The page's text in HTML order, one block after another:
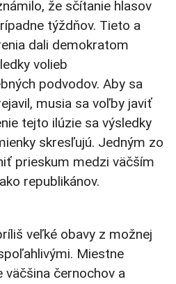
že sčítanie hlasov
týždňov. Tieto a
dali demokratom
volieb
podvodov. Aby sa
musia sa voľby javiť
tejto ilúzie sa výsledky
skresľujú. Jedným zo
prieskum medzi väčším
republikánov.
veľké obavy z možnej
Miestne
väčšina černochov a